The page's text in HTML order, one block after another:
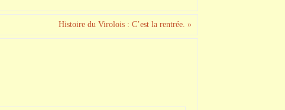
Histoire du Virolois : C’est la rentrée. »